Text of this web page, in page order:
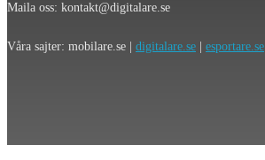
Maila oss: kontakt@digitalare.se
Våra sajter: mobilare.se | digitalare.se esportare.se